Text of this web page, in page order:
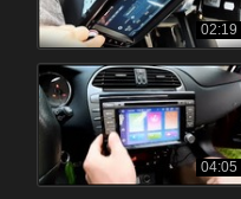
02:19
04:05